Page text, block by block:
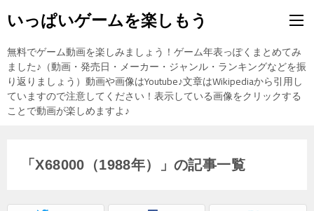
いっぱいゲームを楽しもう
無料でゲーム動画を楽しみましょう！ゲーム年表っぽくまとめてみ
ました♪（動画・発売日・メーカー・ジャンル・ランキングなどを振
り返りましょう）動画や画像はYoutube♪文章はWikipediaから引用し
ていますので注意してください！表示している画像をクリックする
ことで動画が楽しめますよ♪
「X68000（1988年）」の記事一覧